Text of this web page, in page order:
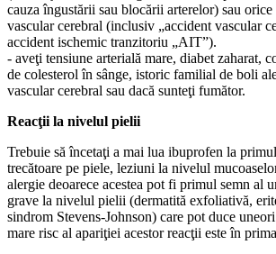
cauza îngustării sau blocării arterelor) sau
vascular cerebral (inclusiv „accident vascular
accident ischemic tranzitoriu „AIT”).
- aveţi tensiune arterială mare, diabet zaharat,
de colesterol în sânge, istoric familial de boli
vascular cerebral sau dacă sunteţi fumător.
Reacţii la nivelul pielii
Trebuie să încetaţi a mai lua ibuprofen la
trecătoare pe piele, leziuni la nivelul
alergie deoarece acestea pot fi primul semn al
grave la nivelul pielii (dermatită exfoliativă,
sindrom Stevens-Johnson) care pot duce
mare risc al apariţiei acestor reacţii este în